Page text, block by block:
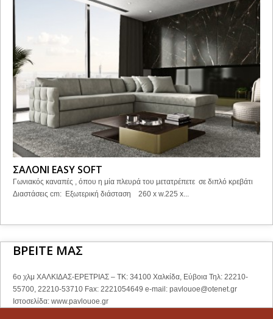
ΣΑΛΟΝΙ EASY SOFT
Γωνιακός καναπές , όπου η μία πλευρά του μετατρέπετε σε διπλό κρεβάτι
Διαστάσεις cm: Εξωτερική διάσταση 260 x w.225 x...
ΒΡΕΙΤΕ ΜΑΣ
6ο χλμ ΧΑΛΚΙΔΑΣ-ΕΡΕΤΡΙΑΣ – ΤΚ: 34100 Χαλκίδα, Εύβοια Τηλ: 22210-
55700, 22210-53710 Fax: 2221054649 e-mail: pavlouoe@otenet.gr
Ιστοσελίδα: www.pavlouoe.gr